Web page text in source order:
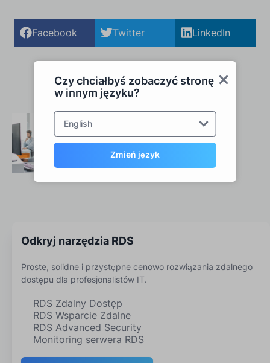
Czy chciałbyś zobaczyć stronę
w innym języku?
English
Zmień język
Facebook Twitter LinkedIn
Twój zespół RDS Tools
Skontaktuj się z nami
Odkryj narzędzia RDS
Proste, solidne i przystępne cenowo rozwiązania zdalnego
dostępu dla profesjonalistów IT.
RDS Zdalny Dostęp
RDS Wsparcie Zdalne
RDS Advanced Security
Monitoring serwera RDS